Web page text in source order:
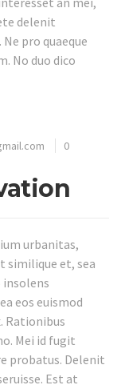
delenit
pro quaeque
No duo dico
0
urbanitas,
similique et, sea
eos euismod
Rationibus
Mei id fugit
probatus. Delenit
Est at